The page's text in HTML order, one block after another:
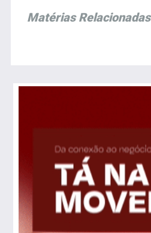
Matérias Relacionadas